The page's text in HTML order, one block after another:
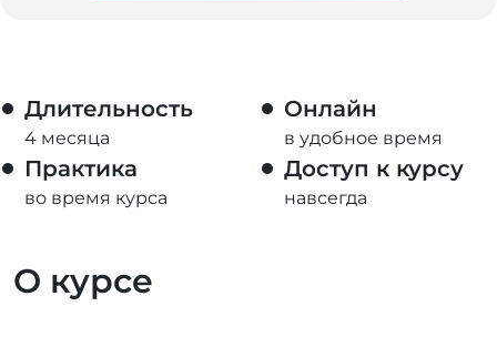
Длительность
4 месяца
Онлайн
в удобное время
Практика
во время курса
Доступ к курсу
навсегда
О курсе